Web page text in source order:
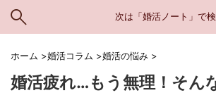
次は「婚活ノート」で検
ホーム >婚活コラム >婚活の悩み >
婚活疲れ…もう無理！そん